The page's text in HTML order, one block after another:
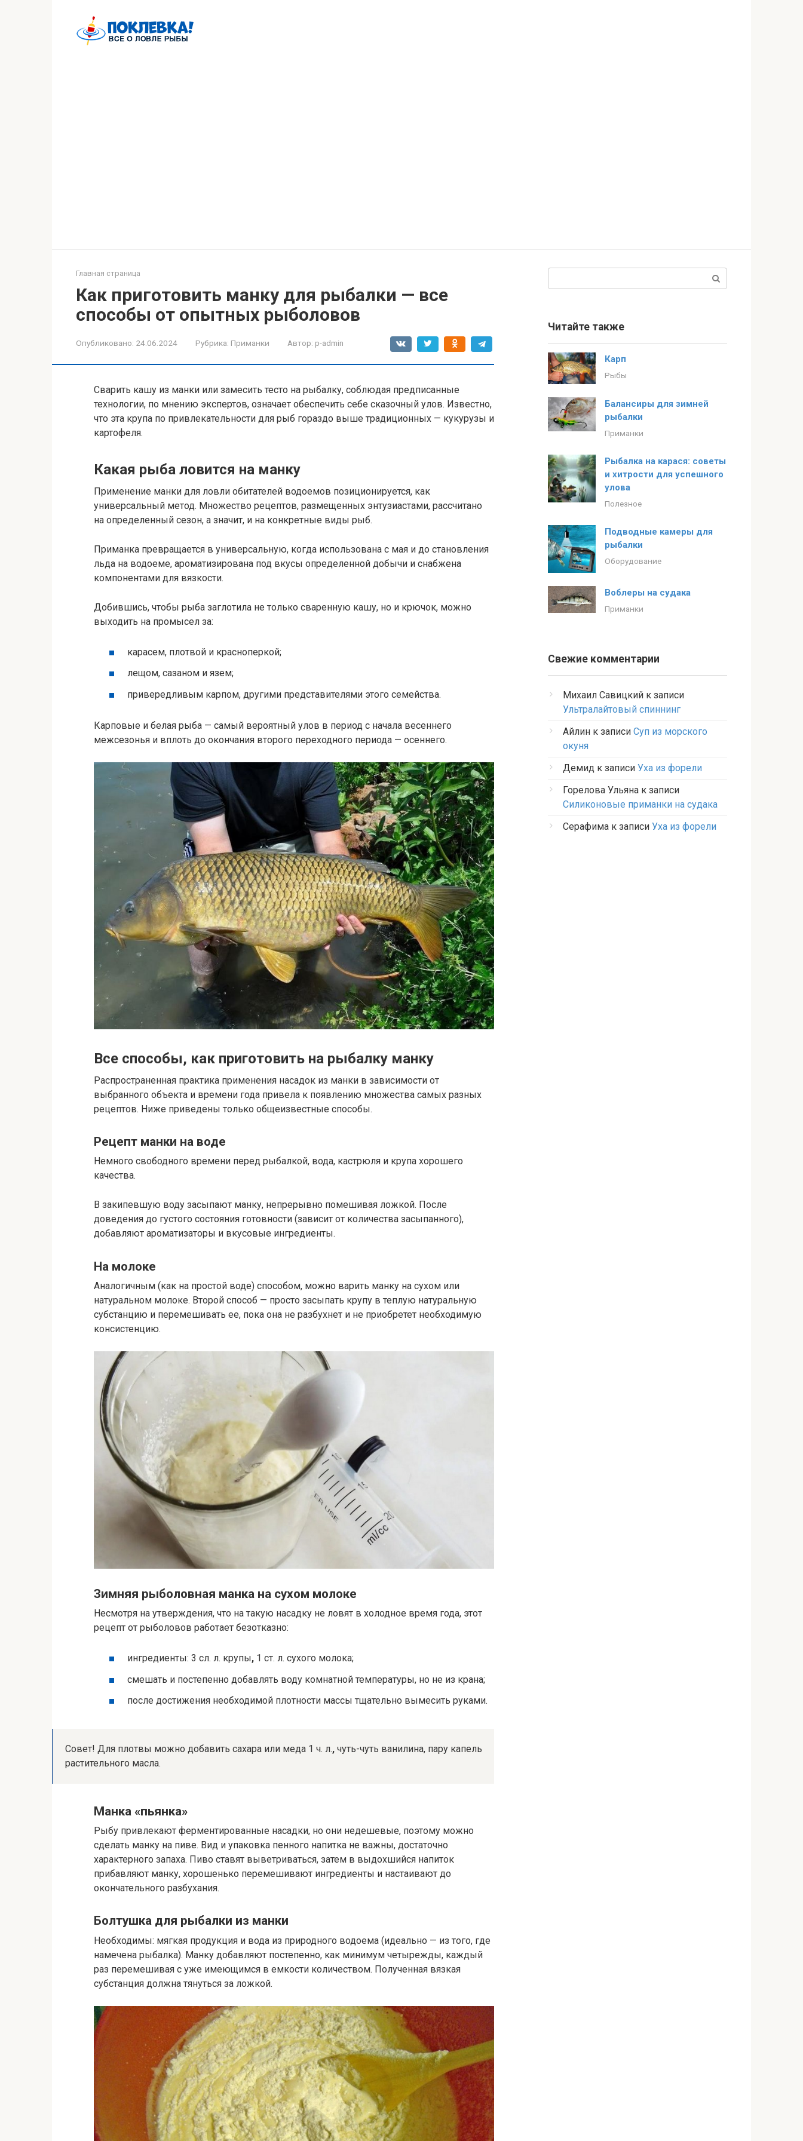
Главная страница
Как приготовить манку для рыбалки — все
способы от опытных рыболовов
Опубликовано: 24.06.2024 Рубрика: Приманки Автор: p-admin
Сварить кашу из манки или замесить тесто на рыбалку, соблюдая предписанные
технологии, по мнению экспертов, означает обеспечить себе сказочный улов. Известно,
что эта крупа по привлекательности для рыб гораздо выше традиционных — кукурузы и
картофеля.
Какая рыба ловится на манку
Применение манки для ловли обитателей водоемов позиционируется, как
универсальный метод. Множество рецептов, размещенных энтузиастами, рассчитано
на определенный сезон, а значит, и на конкретные виды рыб.
Приманка превращается в универсальную, когда использована с мая и до становления
льда на водоеме, ароматизирована под вкусы определенной добычи и снабжена
компонентами для вязкости.
Добившись, чтобы рыба заглотила не только сваренную кашу, но и крючок, можно
выходить на промысел за:
карасем, плотвой и красноперкой;
лещом, сазаном и язем;
привередливым карпом, другими представителями этого семейства.
Карповые и белая рыба — самый вероятный улов в период с начала весеннего
межсезонья и вплоть до окончания второго переходного периода — осеннего.
Все способы, как приготовить на рыбалку манку
Распространенная практика применения насадок из манки в зависимости от
выбранного объекта и времени года привела к появлению множества самых разных
рецептов. Ниже приведены только общеизвестные способы.
Рецепт манки на воде
Немного свободного времени перед рыбалкой, вода, кастрюля и крупа хорошего
качества.
В закипевшую воду засыпают манку, непрерывно помешивая ложкой. После
доведения до густого состояния готовности (зависит от количества засыпанного),
добавляют ароматизаторы и вкусовые ингредиенты.
На молоке
Аналогичным (как на простой воде) способом, можно варить манку на сухом или
натуральном молоке. Второй способ — просто засыпать крупу в теплую натуральную
субстанцию и перемешивать ее, пока она не разбухнет и не приобретет необходимую
консистенцию.
Зимняя рыболовная манка на сухом молоке
Несмотря на утверждения, что на такую насадку не ловят в холодное время года, этот
рецепт от рыболовов работает безотказно:
ингредиенты: 3 сл. л. крупы, 1 ст. л. сухого молока;
смешать и постепенно добавлять воду комнатной температуры, но не из крана;
после достижения необходимой плотности массы тщательно вымесить руками.
Совет! Для плотвы можно добавить сахара или меда 1 ч. л., чуть-чуть ванилина, пару капель
растительного масла.
Манка «пьянка»
Рыбу привлекают ферментированные насадки, но они недешевые, поэтому можно
сделать манку на пиве. Вид и упаковка пенного напитка не важны, достаточно
характерного запаха. Пиво ставят выветриваться, затем в выдохшийся напиток
прибавляют манку, хорошенько перемешивают ингредиенты и настаивают до
окончательного разбухания.
Болтушка для рыбалки из манки
Необходимы: мягкая продукция и вода из природного водоема (идеально — из того, где
намечена рыбалка). Манку добавляют постепенно, как минимум четырежды, каждый
раз перемешивая с уже имеющимся в емкости количеством. Полученная вязкая
субстанция должна тянуться за ложкой.
Читайте также
Карп
Рыбы
Балансиры для зимней
рыбалки
Приманки
Рыбалка на карася: советы
и хитрости для успешного
улова
Полезное
Подводные камеры для
рыбалки
Оборудование
Воблеры на судака
Приманки
Свежие комментарии
Михаил Савицкий к записи
Ультралайтовый спиннинг
Айлин к записи Суп из морского
окуня
Демид к записи Уха из форели
Горелова Ульяна к записи
Силиконовые приманки на судака
Серафима к записи Уха из форели